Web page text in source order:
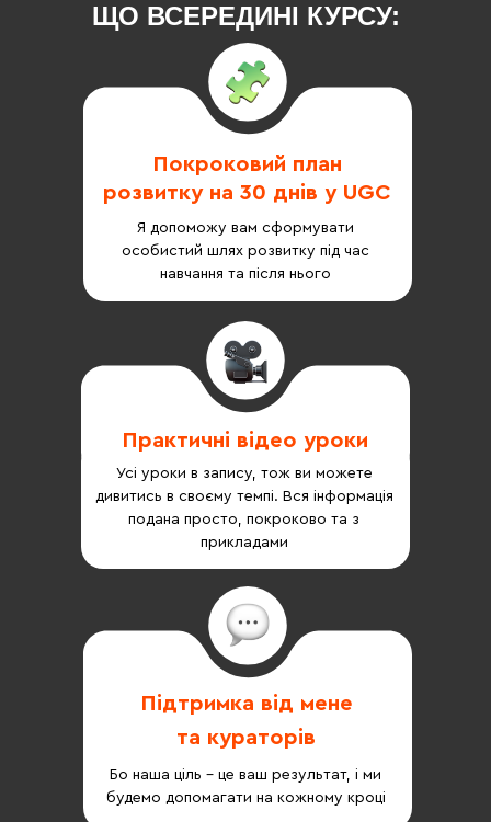
ЩО ВСЕРЕДИНІ КУРСУ:
Я допоможу вам сформувати
особистий шлях розвитку під час
навчання та після нього
Покроковий план
розвитку на 30 днів у UGC
Усі уроки в запису, тож ви можете
дивитись в своєму темпі. Вся інформація
подана просто, покроково та з
прикладами
Практичні відео уроки
Бо наша ціль - це ваш результат, і ми
будемо допомагати на кожному кроці
Підтримка від мене
та кураторів